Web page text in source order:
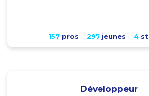
157pros 297jeunes 4
Développeur